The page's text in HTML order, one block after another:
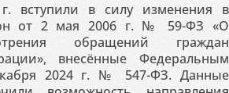
вступили в силу изменения в
от 2 мая 2006 г. № 59-ФЗ «О
обращений граждан
внесённые Федеральным
2024 г. № 547-ФЗ. Данные